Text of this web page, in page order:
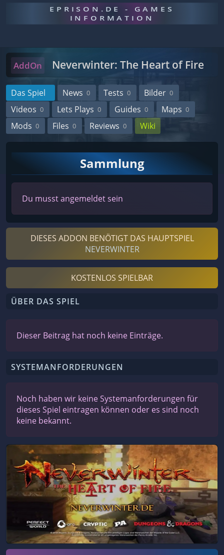
EPRISON.DE - GAMES
INFORMATION
AddOn Neverwinter: The Heart of Fire
Das Spiel News 0 Tests 0 Bilder 0
Videos 0 Lets Plays 0 Guides 0 Maps 0
Mods 0 Files 0 Reviews 0 Wiki
Sammlung
Du musst angemeldet sein
DIESES ADDON BENÖTIGT DAS HAUPTSPIEL
NEVERWINTER
KOSTENLOS SPIELBAR
ÜBER DAS SPIEL
Dieser Beitrag hat noch keine Einträge.
SYSTEMANFORDERUNGEN
Noch haben wir keine Systemanforderungen für
dieses Spiel eintragen können oder es sind noch
keine bekannt.